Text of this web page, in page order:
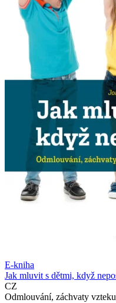
E-kniha
Jak mluvit s dětmi, když
CZ
Odmlouvání, záchvaty